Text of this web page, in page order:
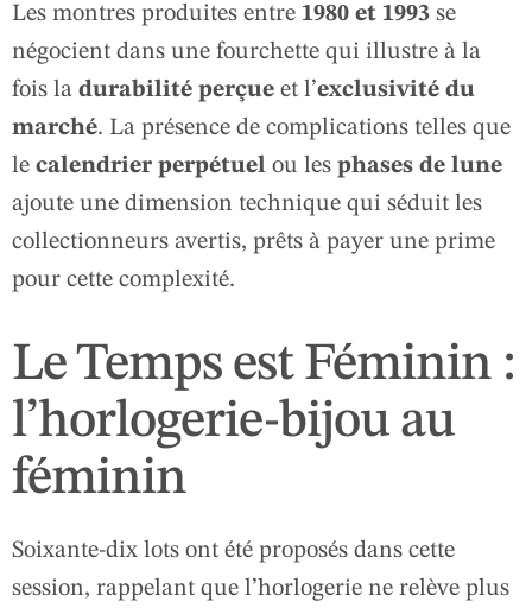
Les montres produites entre 1980 et 1993 se
négocient dans une fourchette qui illustre à la
fois la durabilité perçue et l’exclusivité du
marché. La présence de complications telles que
le calendrier perpétuel ou les phases de lune
ajoute une dimension technique qui séduit les
collectionneurs avertis, prêts à payer une prime
pour cette complexité.
Le Temps est Féminin :
l’horlogerie-bijou au
féminin
Soixante‑dix lots ont été proposés dans cette
session, rappelant que l’horlogerie ne relève plus